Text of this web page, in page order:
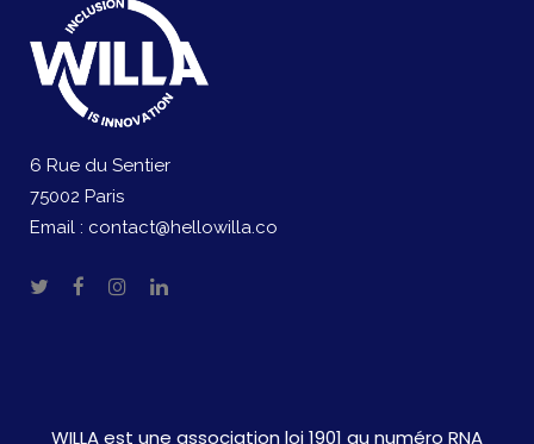
6 Rue du Sentier
75002 Paris
Email : contact@hellowilla.co
WILLA est une association loi 1901 au numéro RNA